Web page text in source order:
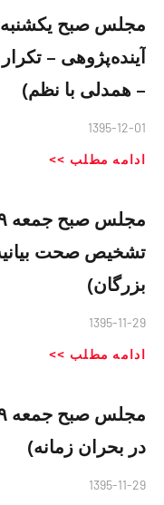
آینده‌پژوهی –
– همدلی با نظم)
1395-12-01
ادامه مطلب >>
تشخیص صحت
بزرگان)
1395-11-29
ادامه مطلب >>
در بحران زمانه)
1395-11-29